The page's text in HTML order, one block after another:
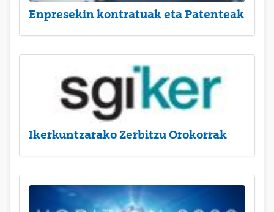
Enpresekin kontratuak eta Patenteak
Ikerkuntzarako Zerbitzu Orokorrak